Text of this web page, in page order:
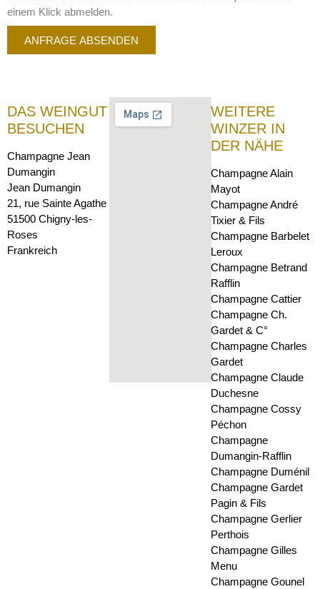
einem Klick abmelden.
ANFRAGE ABSENDEN
DAS WEINGUT
BESUCHEN
Champagne Jean
Dumangin
Jean Dumangin
21, rue Sainte Agathe
51500 Chigny-les-
Roses
Frankreich
WEITERE
WINZER IN
DER NÄHE
Champagne Alain
Mayot
Champagne André
Tixier & Fils
Champagne Barbelet
Leroux
Champagne Betrand
Rafflin
Champagne Cattier
Champagne Ch.
Gardet & C°
Champagne Charles
Gardet
Champagne Claude
Duchesne
Champagne Cossy
Péchon
Champagne
Dumangin-Rafflin
Champagne Duménil
Champagne Gardet
Pagin & Fils
Champagne Gerlier
Perthois
Champagne Gilles
Menu
Champagne Gounel